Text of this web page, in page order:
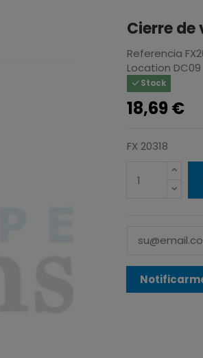
Cierre
Referencia
Location DC09
Stock
18,69 €
FX 20318